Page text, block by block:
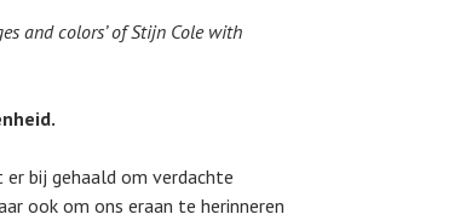
and colors’ of Stijn Cole with
bij gehaald om verdachte
ook om ons eraan te herinneren